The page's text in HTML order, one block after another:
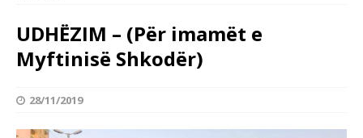
UDHËZIM – (Për imamët e
Myftinisë Shkodër)
28/11/2019